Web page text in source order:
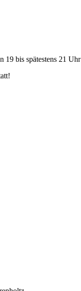
19 bis spätestens 21 Uhr